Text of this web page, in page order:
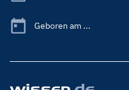
Geboren am ...